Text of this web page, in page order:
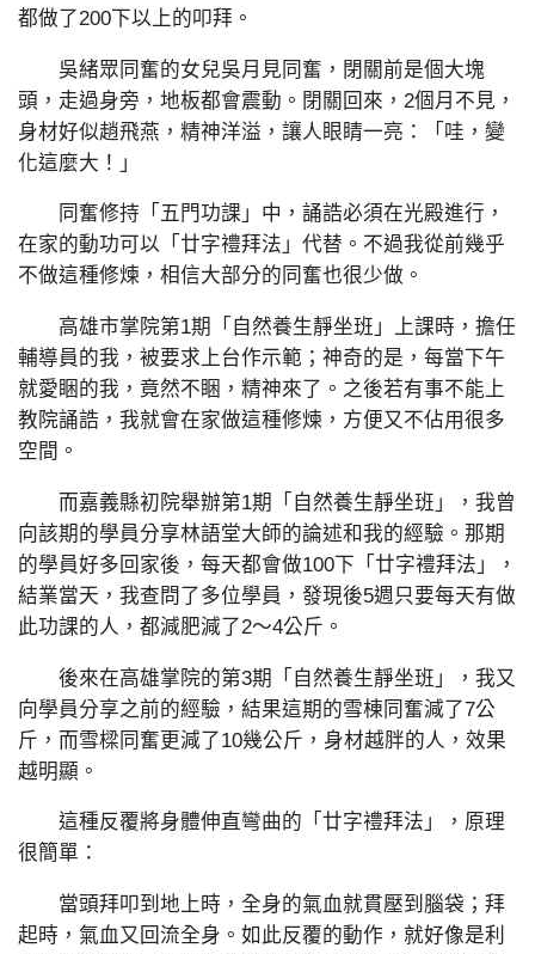
都做了200下以上的叩拜。
吳緒眾同奮的女兒吳月見同奮，閉關前是個大塊
頭，走過身旁，地板都會震動。閉關回來，2個月不見，
身材好似趙飛燕，精神洋溢，讓人眼睛一亮：「哇，變
化這麼大！」
同奮修持「五門功課」中，誦誥必須在光殿進行，
在家的動功可以「廿字禮拜法」代替。不過我從前幾乎
不做這種修煉，相信大部分的同奮也很少做。
高雄市掌院第1期「自然養生靜坐班」上課時，擔任
輔導員的我，被要求上台作示範；神奇的是，每當下午
就愛睏的我，竟然不睏，精神來了。之後若有事不能上
教院誦誥，我就會在家做這種修煉，方便又不佔用很多
空間。
而嘉義縣初院舉辦第1期「自然養生靜坐班」，我曾
向該期的學員分享林語堂大師的論述和我的經驗。那期
的學員好多回家後，每天都會做100下「廿字禮拜法」，
結業當天，我查問了多位學員，發現後5週只要每天有做
此功課的人，都減肥減了2～4公斤。
後來在高雄掌院的第3期「自然養生靜坐班」，我又
向學員分享之前的經驗，結果這期的雪棟同奮減了7公
斤，而雪樑同奮更減了10幾公斤，身材越胖的人，效果
越明顯。
這種反覆將身體伸直彎曲的「廿字禮拜法」，原理
很簡單：
當頭拜叩到地上時，全身的氣血就貫壓到腦袋；拜
起時，氣血又回流全身。如此反覆的動作，就好像是利